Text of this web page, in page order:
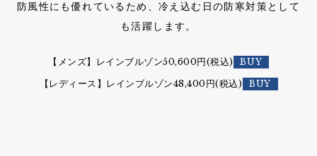
防風性にも優れているため、冷え込む日の防寒対策として
も活躍します。
【メンズ】レインブルゾン50,600円(税込)
【レディース】レインブルゾン48,400円(税込)